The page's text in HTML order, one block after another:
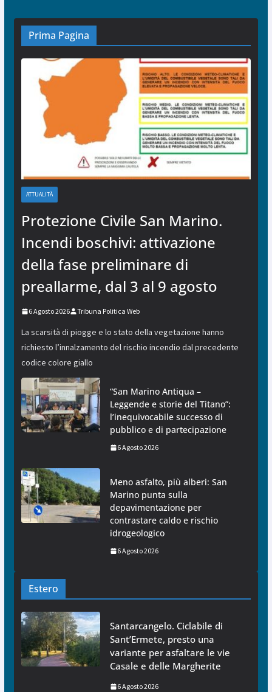
Prima Pagina
ATTUALITÀ
Protezione Civile San Marino.
Incendi boschivi: attivazione
della fase preliminare di
preallarme, dal 3 al 9 agosto
6 Agosto 2026 Tribuna Politica Web
La scarsità di piogge e lo stato della vegetazione hanno
richiesto l’innalzamento del rischio incendio dal precedente
codice colore giallo
“San Marino Antiqua –
Leggende e storie del Titano”:
l’inequivocabile successo di
pubblico e di partecipazione
6 Agosto 2026
Meno asfalto, più alberi: San
Marino punta sulla
depavimentazione per
contrastare caldo e rischio
idrogeologico
6 Agosto 2026
Estero
Santarcangelo. Ciclabile di
Sant’Ermete, presto una
variante per asfaltare le vie
Casale e delle Margherite
6 Agosto 2026